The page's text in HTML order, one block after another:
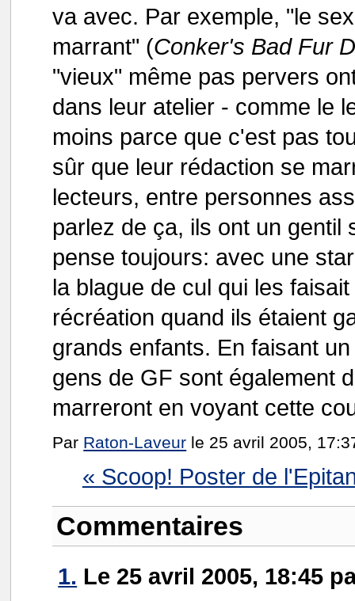
va avec. Par exemple, "le
marrant" (Conker's Bad Fur
"vieux" même pas pervers
dans leur atelier - comme le
moins parce que c'est pas
sûr que leur rédaction se
lecteurs, entre personnes
parlez de ça, ils ont un
pense toujours: avec une
la blague de cul qui les
récréation quand ils étaient
grands enfants. En faisant
gens de GF sont également
marreront en voyant cette
Par Raton-Laveur le 25 avril 2005,
« Scoop! Poster de
Commentaires
1. Le 25 avril 2005, 18:45